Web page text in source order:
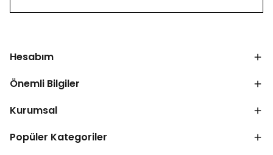
Hesabım
Önemli Bilgiler
Kurumsal
Popüler Kategoriler